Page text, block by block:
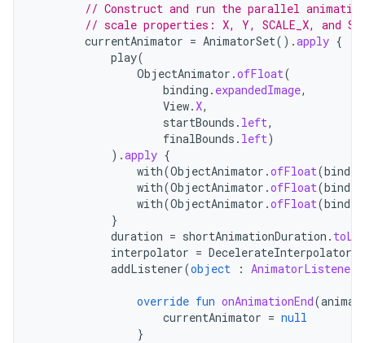
// Construct and run the parallel
// scale properties: X, Y, SCALE_X, and
currentAnimator = AnimatorSet().apply {
play(
ObjectAnimator .ofFloat(
binding . expandedImage,
View.X,
startBounds . left,
finalBounds . left)
).apply {
with(ObjectAnimator .ofFloat(
with(ObjectAnimator .ofFloat(
with(ObjectAnimator .ofFloat(
}
duration = shortAnimationDuration .
interpolator = DecelerateInterpolator
addListener(object :
override fun onAnimationEnd(
currentAnimator = null
}